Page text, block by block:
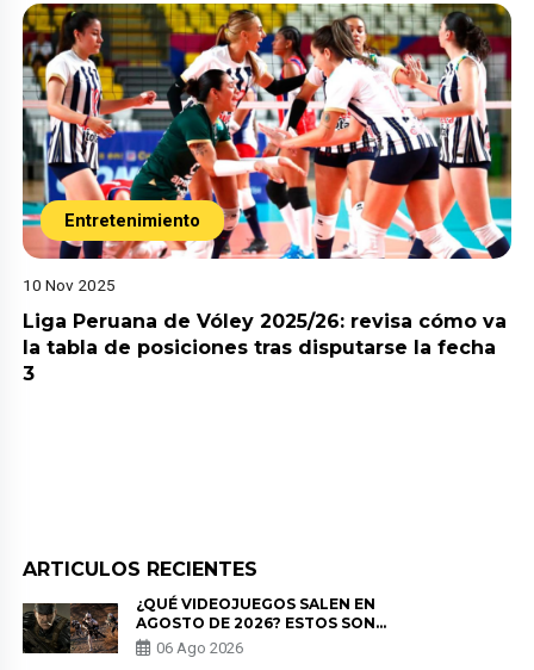
Entretenimiento
10 Nov 2025
Liga Peruana de Vóley 2025/26: revisa cómo va
la tabla de posiciones tras disputarse la fecha
3
ARTICULOS RECIENTES
¿QUÉ VIDEOJUEGOS SALEN EN
AGOSTO DE 2026? ESTOS SON
LOS ESTRENOS MÁS ESPERADOS
06 Ago 2026